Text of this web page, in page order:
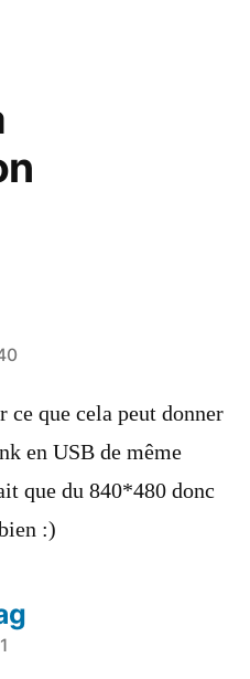
ce que cela peut donner
en USB de même
que du 840*480 donc
:)